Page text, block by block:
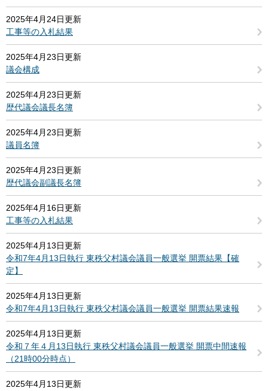
2025年4月24日更新
工事等の入札結果
2025年4月23日更新
議会構成
2025年4月23日更新
歴代議会議長名簿
2025年4月23日更新
議員名簿
2025年4月23日更新
歴代議会副議長名簿
2025年4月16日更新
工事等の入札結果
2025年4月13日更新
令和7年4月13日執行 東秩父村議会議員一般選挙 開票結果【確
定】
2025年4月13日更新
令和7年4月13日執行 東秩父村議会議員一般選挙 開票結果速報
2025年4月13日更新
令和７年４月13日執行 東秩父村議会議員一般選挙 開票中間速報
（21時00分時点）
2025年4月13日更新